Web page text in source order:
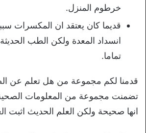
خرطوم المنزل.
قديما كان يعتقد ان المكسرات
انسداد المعدة ولكن الطب
تماما.
قدمنا لكم مجموعة من هل تعلم عن
تضمنت مجموعة من المعلومات الصحية
انها صحيحة ولكن العلم الحديث اثبت